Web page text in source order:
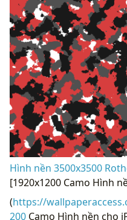
Hình nền 3500x3500
[1920x1200 Camo Hình
(https://
200 Camo Hình nền cho